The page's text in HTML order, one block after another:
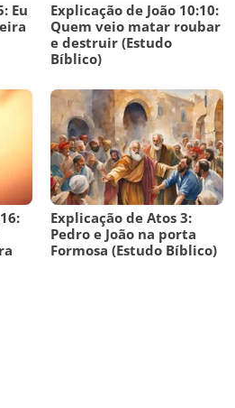
Eu
Explicação de João 10:10:
Quem veio matar roubar
e destruir (Estudo
Bíblico)
Explicação de Atos 3:
Pedro e João na porta
Formosa (Estudo Bíblico)